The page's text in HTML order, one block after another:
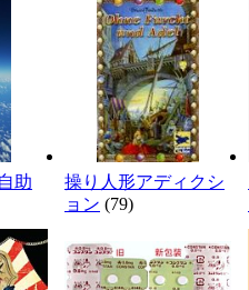
助
操り人形アディクシ
ョン (79)